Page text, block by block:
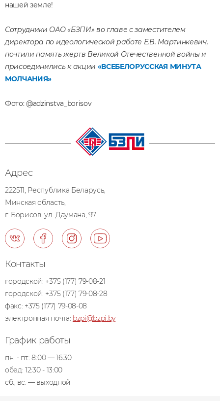
нашей земле!
Сотрудники ОАО «БЗПИ» во главе с заместителем
директора по идеологической работе Е.В. Мартинкевич,
почтили память жертв Великой Отечественной войны и
присоединились к акции «ВСЕБЕЛОРУССКАЯ МИНУТА
МОЛЧАНИЯ»
Фото:@adzinstva_borisov
Адрес
222511, Республика Беларусь,
Минская область,
г. Борисов, ул. Даумана, 97
Контакты
городской: +375 (177) 79-08-21
городской: +375 (177) 79-08-28
факс: +375 (177) 79-08-08
электронная почта: bzpi@bzpi.by
График работы
пн. - пт.: 8:00 — 16:30
обед: 12:30 - 13:00
сб., вс. — выходной